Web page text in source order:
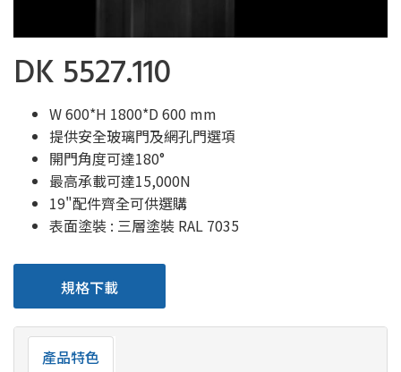
DK 5527.110
W 600*H 1800*D 600 mm
提供安全玻璃門及網孔門選項
開門角度可達180°
最高承載可達15,000N
19"配件齊全可供選購
表面塗裝 : 三層塗裝 RAL 7035
規格下載
產品特色